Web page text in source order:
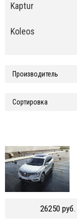
Kaptur
Koleos
26250 руб.